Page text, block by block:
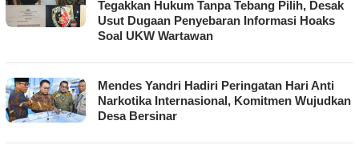
Tegakkan Hukum Tanpa Tebang Pilih, Desak
Usut Dugaan Penyebaran Informasi Hoaks
Soal UKW Wartawan
Mendes Yandri Hadiri Peringatan Hari Anti
Narkotika Internasional, Komitmen Wujudkan
Desa Bersinar